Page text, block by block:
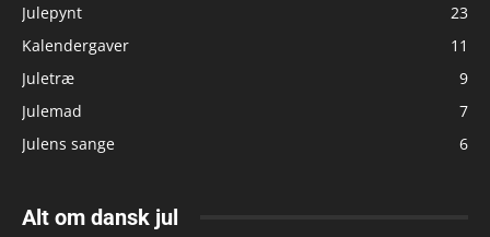
Julepynt
23
Kalendergaver
11
Juletræ
9
Julemad
7
Julens sange
6
Alt om dansk jul